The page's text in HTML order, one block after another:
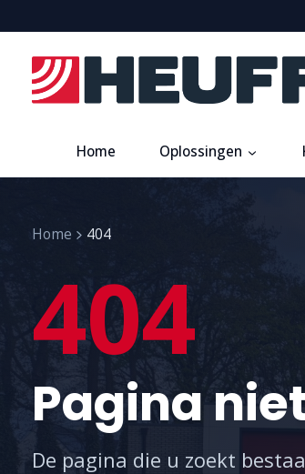
Home Oplossingen
Home 404
404
Pagina
De pagina die u zoekt